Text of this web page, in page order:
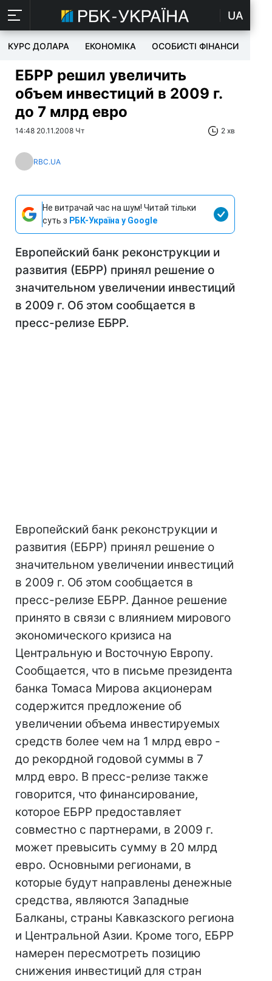
UA
КУРС ДОЛАРА ЕКОНОМІКА ОСОБИСТІ ФІНАНСИ
ЕБРР решил увеличить
объем инвестиций в 2009 г.
до 7 млрд евро
14:48 20.11.2008 Чт 2 хв
RBC.UA
Не витрачай час на шум! Читай тільки
суть з РБК-Україна у Google
Европейский банк реконструкции и
развития (ЕБРР) принял решение о
значительном увеличении инвестиций
в 2009 г. Об этом сообщается в
пресс-релизе ЕБРР.
Европейский банк реконструкции и
развития (ЕБРР) принял решение о
значительном увеличении инвестиций
в 2009 г. Об этом сообщается в
пресс-релизе ЕБРР. Данное решение
принято в связи с влиянием мирового
экономического кризиса на
Центральную и Восточную Европу.
Сообщается, что в письме президента
банка Томаса Мирова акционерам
содержится предложение об
увеличении объема инвестируемых
средств более чем на 1 млрд евро -
до рекордной годовой суммы в 7
млрд евро. В пресс-релизе также
говорится, что финансирование,
которое ЕБРР предоставляет
совместно с партнерами, в 2009 г.
может превысить сумму в 20 млрд
евро. Основными регионами, в
которые будут направлены денежные
средства, являются Западные
Балканы, страны Кавказского региона
и Центральной Азии. Кроме того, ЕБРР
намерен пересмотреть позицию
снижения инвестиций для стран